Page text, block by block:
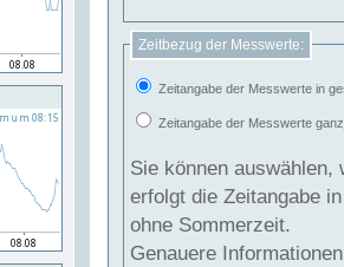
Zeitbezug der Messwerte:
Zeitangabe der Messwerte in
Zeitangabe der Messwerte
Sie können auswählen,
erfolgt die Zeitangabe
ohne Sommerzeit.
Genauere